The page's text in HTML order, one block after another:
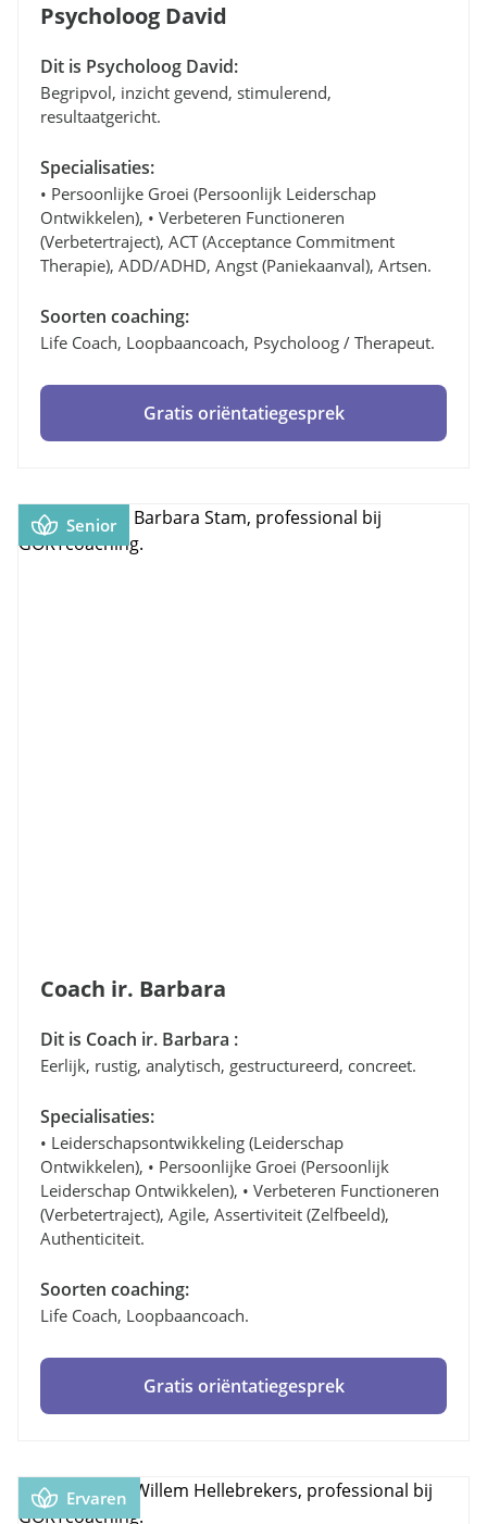
Psycholoog David
Dit is Psycholoog David:
Begripvol, inzicht gevend, stimulerend,
resultaatgericht.
Specialisaties:
• Persoonlijke Groei (persoonlijk Leiderschap
Ontwikkelen), • Verbeteren Functioneren
(verbetertraject), ACT (Acceptance Commitment
Therapie), ADD/ADHD, Angst (paniekaanval), Artsen.
Soorten coaching:
Life Coach, Loopbaancoach, Psycholoog / Therapeut.
Gratis oriëntatiegesprek
Senior
Coach ir. Barbara
Dit is Coach ir. Barbara :
Eerlijk, rustig, analytisch, gestructureerd, concreet.
Specialisaties:
• Leiderschapsontwikkeling (leiderschap
Ontwikkelen), • Persoonlijke Groei (persoonlijk
Leiderschap Ontwikkelen), • Verbeteren Functioneren
(verbetertraject), Agile, Assertiviteit (zelfbeeld),
Authenticiteit.
Soorten coaching:
Life Coach, Loopbaancoach.
Gratis oriëntatiegesprek
Ervaren